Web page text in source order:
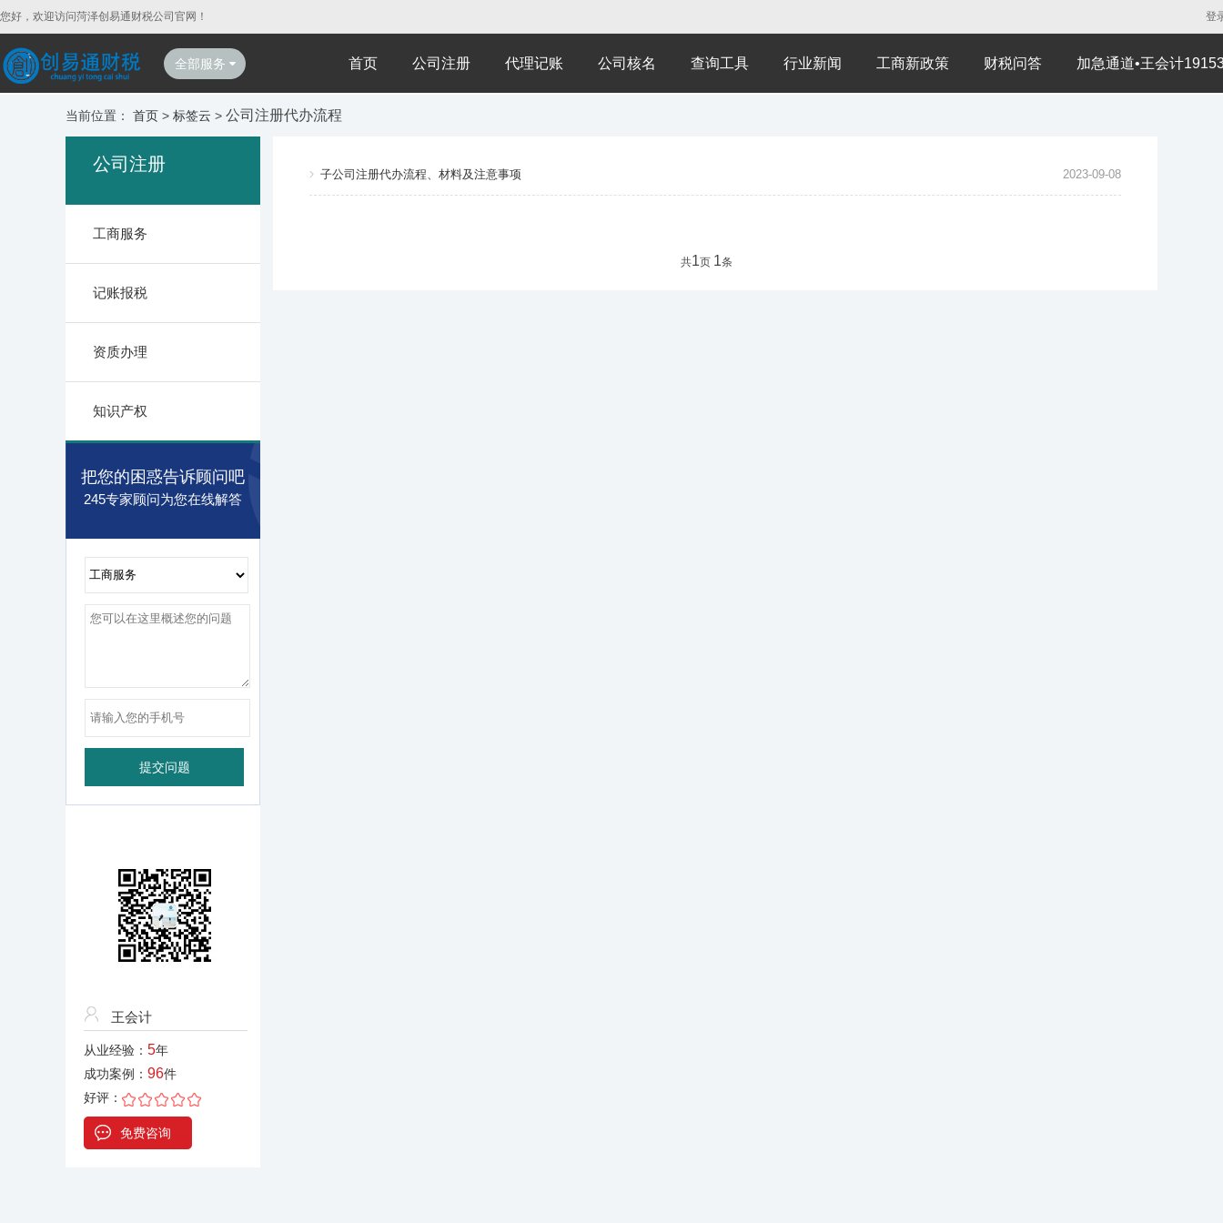
您好，欢迎访问菏泽创易通财税公司官网！ 登
全部服务 首页 公司注册 代理记账 公司核名 查询工具 行业新闻 工商新政策 财税问答 加急通道•王会计
当前位置： 首页 > 标签云 > 公司注册代办流程
公司注册
工商服务
记账报税
资质办理
知识产权
把您的困惑告诉顾问吧
245专家顾问为您在线解答
王会计
从业经验： 5年
成功案例： 96件
好评：
免费咨询
子公司注册代办流程、材料及注意事项 2023-09-08
共1页 1条